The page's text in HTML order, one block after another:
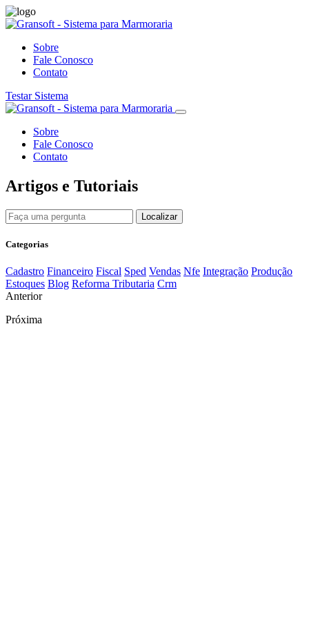
Sobre
Fale Conosco
Contato
Testar Sistema
Sobre
Fale Conosco
Contato
Artigos e Tutoriais
Categorias
Cadastro Financeiro Fiscal Sped Vendas Nfe Integração Produção
Estoques Blog Reforma Tributaria Crm
Anterior
Próxima